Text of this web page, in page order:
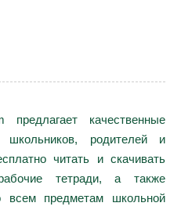
предлагает качественные
родителей и
читать и скачивать
тетради, а также
всем предметам школьной